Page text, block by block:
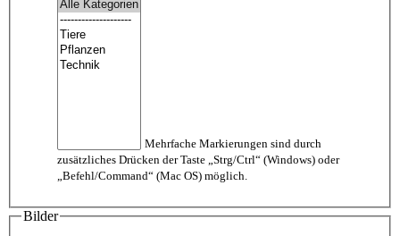
Mehrfache Markierungen sind durch
zusätzliches Drücken der Taste „Strg/Ctrl“ (Windows) oder
„Befehl/Command“ (Mac OS) möglich.
Bilder